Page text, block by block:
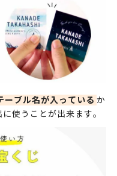
ーブル名が入っている か
使うことが出来ます。